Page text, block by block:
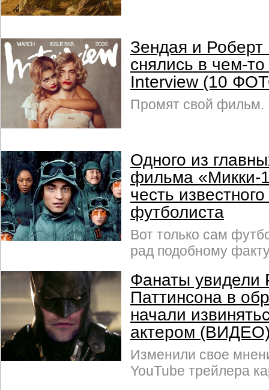
Зендая и Роберт
снялись в чем-
Interview (10
Промят свой фильм.
Одного из
фильма «Микки-
честь
футболиста
Вот только сам
рад подобному
Фанаты увидели
Паттинсона в
начали
актером
Изменили свое
YouTube трейлера